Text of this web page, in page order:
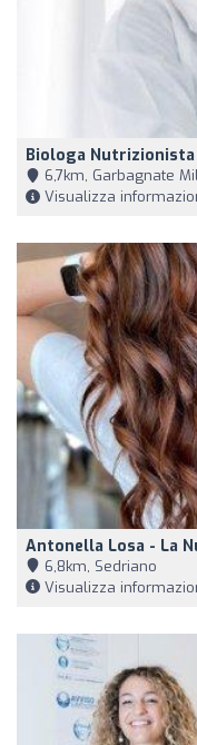
Biologa
6,7km, Garbagnate
Visualizza
Antonella Losa - La
6,8km, Sedriano
Visualizza